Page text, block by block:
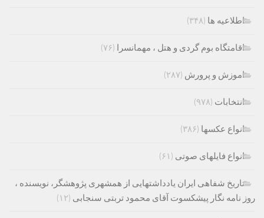
اطلاعیه ها (۳۴۸)
اقامتگاه بوم گردی و هتل ، مهمانسرا (۷۶)
اموزش و پرورش (۲۸۷)
انتخابات (۹۷۸)
انواع عکسها (۳۸۶)
انواع فایلهای صوتی (۶۱)
تاریخ شفاهی ایران یادداشتهایی از همشهری پژوهشگر، نویسنده ،
روز نامه نگار پیشکسوت آقای محمود تربتی سنجابی (۱۲)